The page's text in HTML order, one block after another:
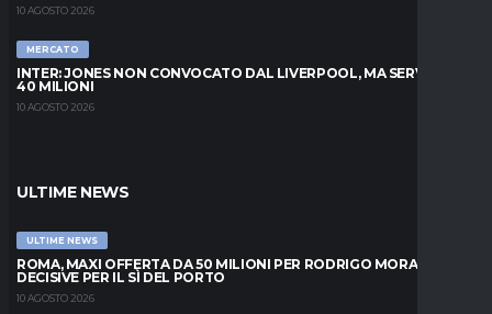
10 AGOSTO 2026
MERCATO
INTER: JONES NON CONVOCATO DAL LIVERPOOL, MA SERVONO
40 MILIONI
10 AGOSTO 2026
ULTIME NEWS
ULTIME NEWS
ROMA, MAXI OFFERTA DA 50 MILIONI PER RODRIGO MORA: ORE
DECISIVE PER IL SÌ DEL PORTO
10 AGOSTO 2026